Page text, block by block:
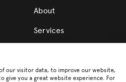
About
Services
our visitor data, to improve our website,
give you a great website experience. For